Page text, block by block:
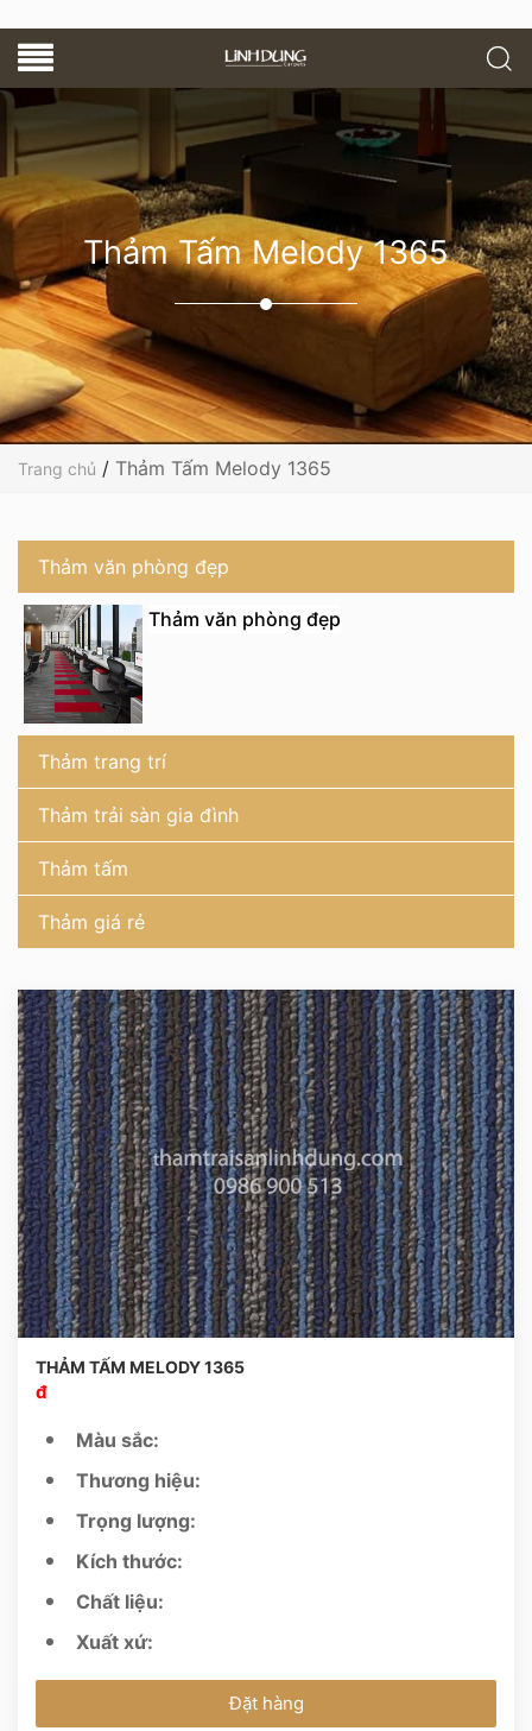
Thảm Tấm Melody 1365
Trang chủ / Thảm Tấm Melody 1365
Thảm văn phòng đẹp
Thảm văn phòng đẹp
Thảm trang trí
Thảm trải sàn gia đình
Thảm tấm
Thảm giá rẻ
THẢM TẤM MELODY 1365
đ
Màu sắc:
Thương hiệu:
Trọng lượng:
Kích thước:
Chất liệu:
Xuất xứ:
Đặt hàng